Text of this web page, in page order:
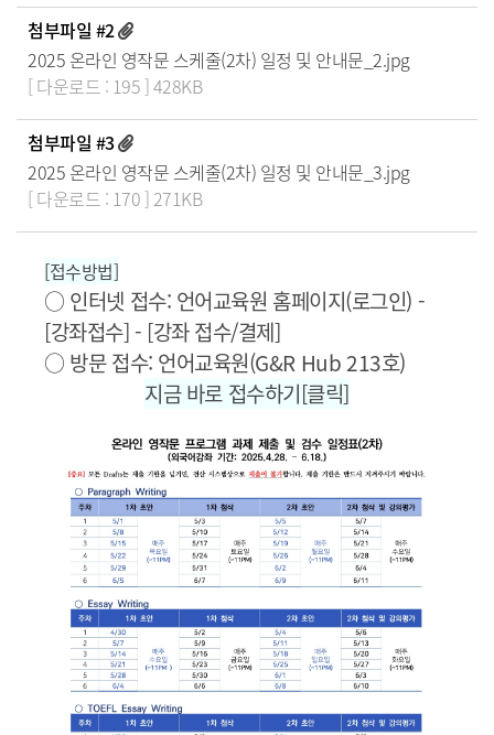
첨부파일 #2
2025 온라인 영작문 스케줄(2차) 일정 및 안내문_2.jpg
[ 다운로드 : 195 ] 428KB
첨부파일 #3
2025 온라인 영작문 스케줄(2차) 일정 및 안내문_3.jpg
[ 다운로드 : 170 ] 271KB
[접수방법]
○ 인터넷 접수: 언어교육원 홈페이지(로그인) -
[강좌접수] - [강좌 접수/결제]
○ 방문 접수: 언어교육원(G&R Hub 213호)
지금 바로 접수하기[클릭]